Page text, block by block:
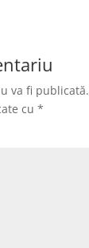
va fi publicată.
cu *